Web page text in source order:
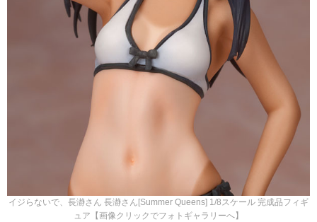
イジらないで、長瀞さん 長瀞さん[Summer Queens] 1/8スケール 完成品フィギ
ュア【画像クリックでフォトギャラリーへ】